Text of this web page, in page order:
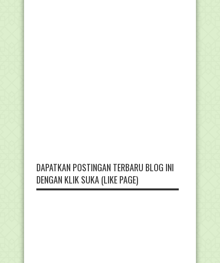
DAPATKAN POSTINGAN TERBARU BLOG INI
DENGAN KLIK SUKA (LIKE PAGE)